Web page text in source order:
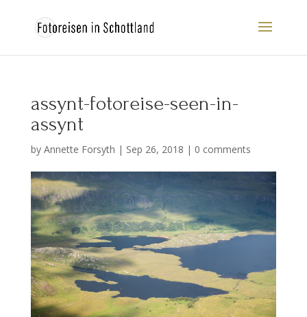
assynt-fotoreise-seen-in-
assynt
by Annette Forsyth | Sep 26, 2018 | 0 comments